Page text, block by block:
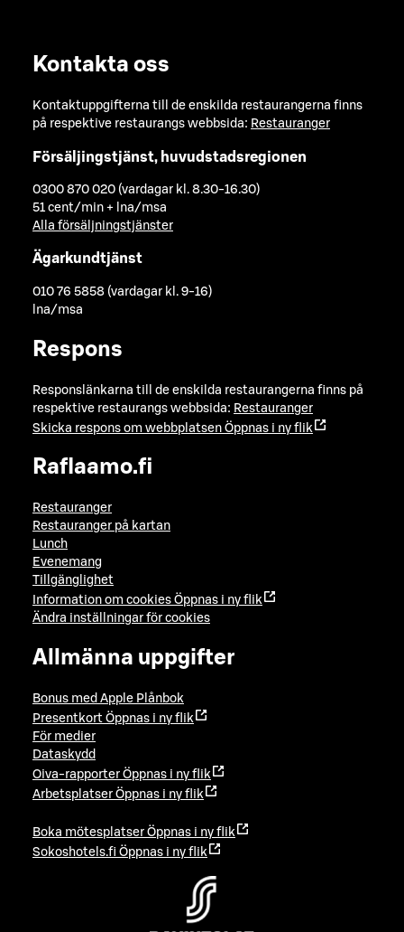
Kontakta oss
Kontaktuppgifterna till de enskilda restaurangerna finns
på respektive restaurangs webbsida: Restauranger
Försäljingstjänst, huvudstadsregionen
0300 870 020 (vardagar kl. 8.30-16.30)
51 cent/min + lna/msa
Alla försäljningstjänster
Ägarkundtjänst
010 76 5858 (vardagar kl. 9-16)
lna/msa
Respons
Responslänkarna till de enskilda restaurangerna finns på
respektive restaurangs webbsida: Restauranger
Skicka respons om webbplatsen Öppnas i ny flik
Raflaamo.fi
Restauranger
Restauranger på kartan
Lunch
Evenemang
Tillgänglighet
Information om cookies Öppnas i ny flik
Ändra inställningar för cookies
Allmänna uppgifter
Bonus med Apple Plånbok
Presentkort Öppnas i ny flik
För medier
Dataskydd
Oiva-rapporter Öppnas i ny flik
Arbetsplatser Öppnas i ny flik
Boka mötesplatser Öppnas i ny flik
Sokoshotels.fi Öppnas i ny flik